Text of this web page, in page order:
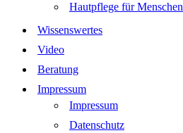
Hautpflege für Menschen
Wissenswertes
Video
Beratung
Impressum
Impressum
Datenschutz